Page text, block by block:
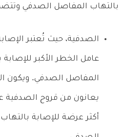
بالتهاب المفاصل الصدفي
الصدفية، حيث تُعتبر
عامل الخطر الأكبر للإصابة
المفاصل الصدفي. ويكون
يعانون من قروح الصدفية
أكثر عرضة للإصابة